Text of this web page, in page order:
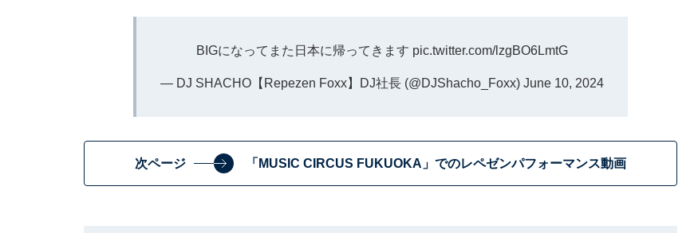
BIGになってまた日本に帰ってきます pic.twitter.com/lzgBO6LmtG
— DJ SHACHO【Repezen Foxx】DJ社長 (@DJShacho_Foxx) June 10, 2024
次ページ 「MUSIC CIRCUS FUKUOKA」でのレペゼンパフォーマンス動画